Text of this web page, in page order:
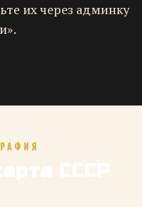
их через админку
СССР